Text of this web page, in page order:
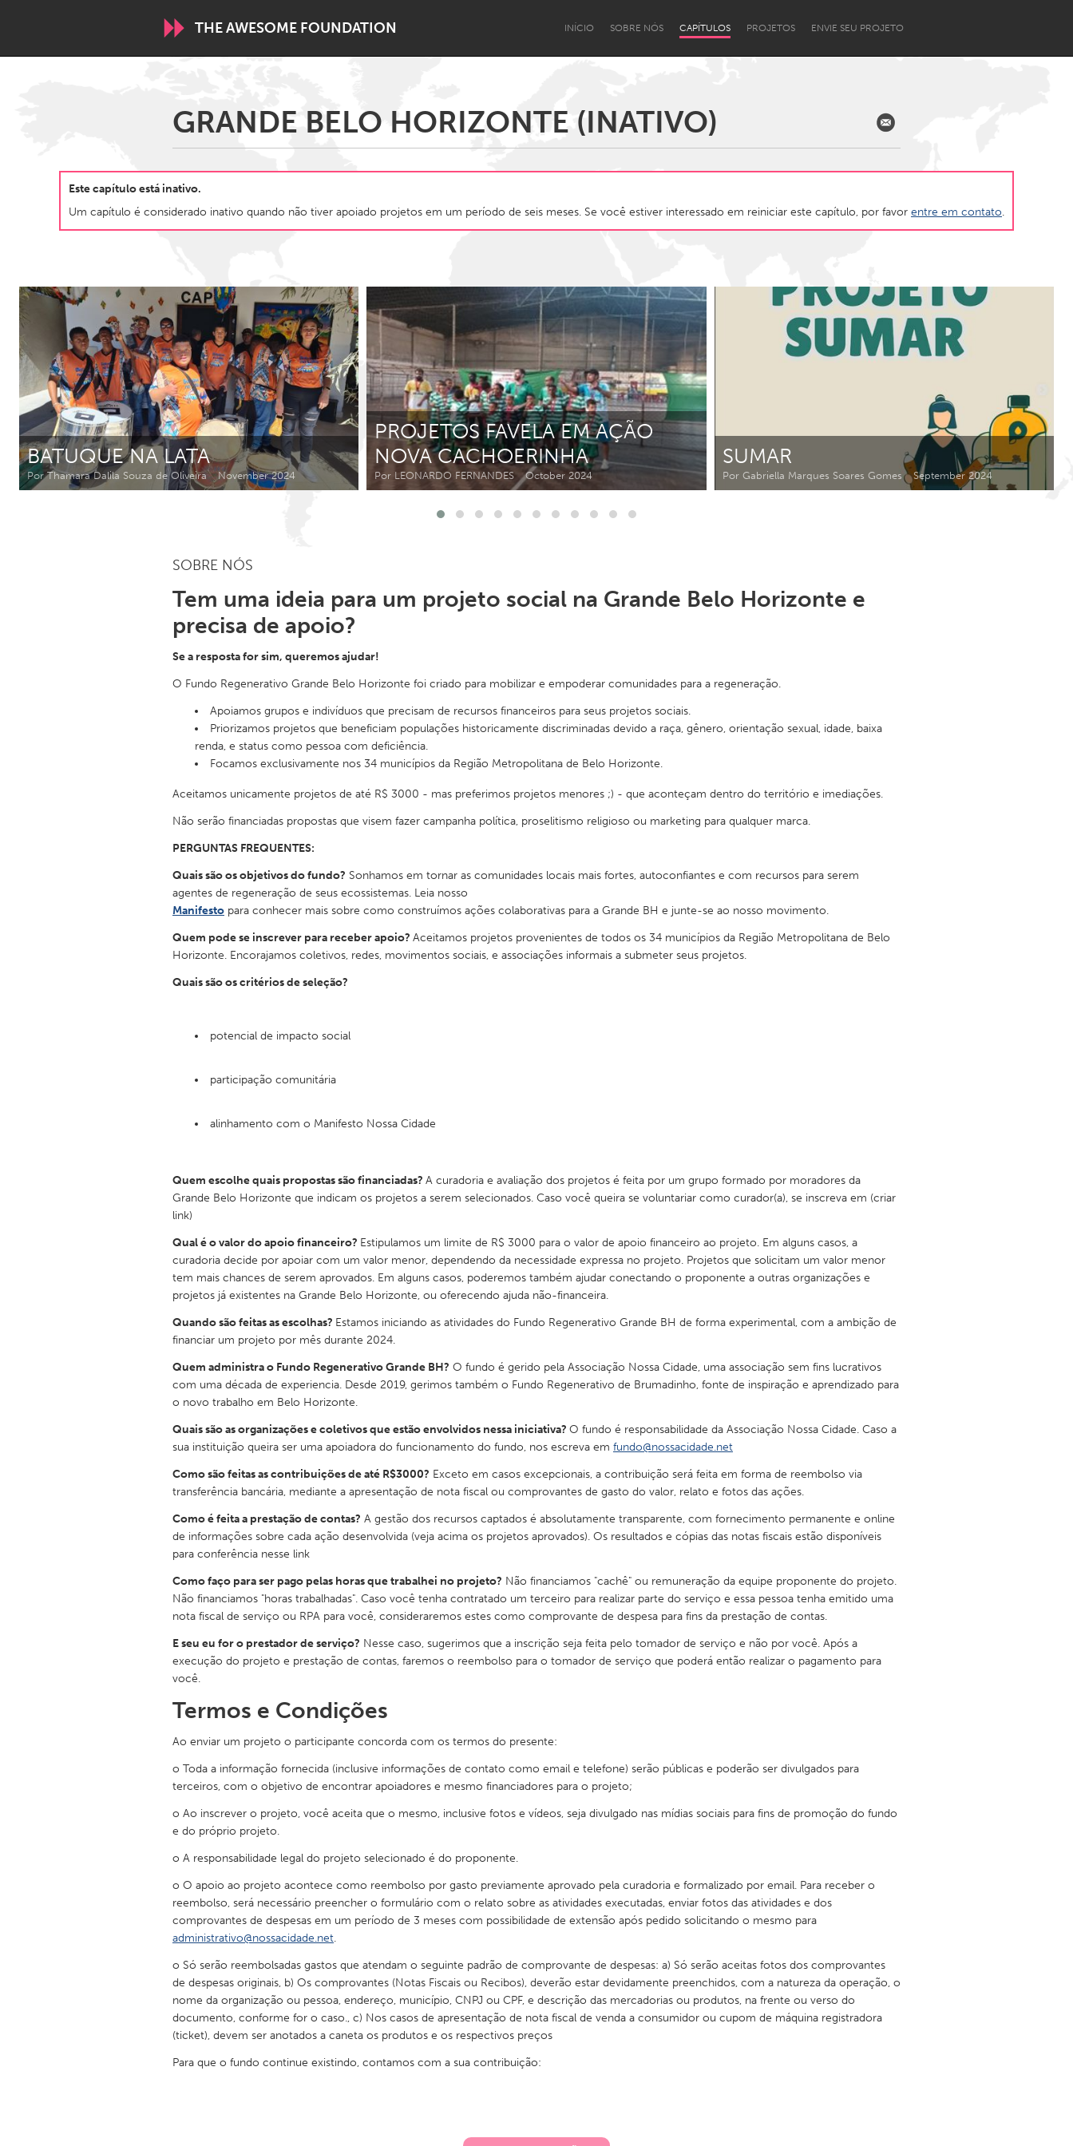
THE AWESOME FOUNDATION INÍCIO SOBRE NÓS CAPÍTULOS PROJETOS ENVIE SEU PROJETO
Conservation and Climate
Disability Dragon Dreaming On the Water
Javakhk
Sydney
CANADA
Amherstburg
Kingston Kitchener-Waterloo New Glasgow
Newmarket
Ottawa
South Shore Toronto
MALAYSIA
Kuala Lumpur
Qatar
SINGAPORE
UNITED KINGDOM
Glasgow
UNITED STATES
Ann Arbor, MI
Austin, TX Baltimore, MD Boston, MA
Burlingame-San Mateo, CA
Cass Clay
Chicago, IL
Gainesville, FL
Georgetown, MA Gloucester, MA Hamilton-Wenham, MA
Ipswich, MA
Key West, FL
Los Angeles, CA Miami, FL
Philadelphia, PA
Pittsburgh, PA Portland, OR Poughkeepsie, NY
Rockport, MA
San Antonio, TX
Westminster, MD
UZBEKISTAN
GRANDE BELO HORIZONTE (INATIVO)
Este capítulo está inativo.
Um capítulo é considerado inativo quando não tiver apoiado projetos em um período de seis meses. Se você estiver interessado em reiniciar este capítulo, por favor entre em contato.
BATUQUE NA LATA
Por Thamara Dalila Souza de Oliveira November 2024
PROJETOS FAVELA EM AÇÃO
NOVA CACHOERINHA
Por LEONARDO FERNANDES October 2024
SUMAR
Por Gabriella Marques Soares Gomes September 2024
SOBRE NÓS
Tem uma ideia para um projeto social na Grande Belo Horizonte e
precisa de apoio?
Se a resposta for sim, queremos ajudar!
O Fundo Regenerativo Grande Belo Horizonte foi criado para mobilizar e empoderar comunidades para a regeneração.
Apoiamos grupos e indivíduos que precisam de recursos financeiros para seus projetos sociais.
Priorizamos projetos que beneficiam populações historicamente discriminadas devido a raça, gênero, orientação sexual, idade, baixa
renda, e status como pessoa com deficiência.
Focamos exclusivamente nos 34 municípios da Região Metropolitana de Belo Horizonte.
Aceitamos unicamente projetos de até R$ 3000 - mas preferimos projetos menores ;) - que aconteçam dentro do território e imediações.
Não serão financiadas propostas que visem fazer campanha política, proselitismo religioso ou marketing para qualquer marca.
PERGUNTAS FREQUENTES:
Quais são os objetivos do fundo? Sonhamos em tornar as comunidades locais mais fortes, autoconfiantes e com recursos para serem
agentes de regeneração de seus ecossistemas. Leia nosso
Manifesto para conhecer mais sobre como construímos ações colaborativas para a Grande BH e junte-se ao nosso movimento.
Quem pode se inscrever para receber apoio? Aceitamos projetos provenientes de todos os 34 municípios da Região Metropolitana de Belo
Horizonte. Encorajamos coletivos, redes, movimentos sociais, e associações informais a submeter seus projetos.
Quais são os critérios de seleção?
potencial de impacto social
participação comunitária
alinhamento com o Manifesto Nossa Cidade
Quem escolhe quais propostas são financiadas? A curadoria e avaliação dos projetos é feita por um grupo formado por moradores da
Grande Belo Horizonte que indicam os projetos a serem selecionados. Caso você queira se voluntariar como curador(a), se inscreva em (criar
link)
Qual é o valor do apoio financeiro? Estipulamos um limite de R$ 3000 para o valor de apoio financeiro ao projeto. Em alguns casos, a
curadoria decide por apoiar com um valor menor, dependendo da necessidade expressa no projeto. Projetos que solicitam um valor menor
tem mais chances de serem aprovados. Em alguns casos, poderemos também ajudar conectando o proponente a outras organizações e
projetos já existentes na Grande Belo Horizonte, ou oferecendo ajuda não-financeira.
Quando são feitas as escolhas? Estamos iniciando as atividades do Fundo Regenerativo Grande BH de forma experimental, com a ambição de
financiar um projeto por mês durante 2024.
Quem administra o Fundo Regenerativo Grande BH? O fundo é gerido pela Associação Nossa Cidade, uma associação sem fins lucrativos
com uma década de experiencia. Desde 2019, gerimos também o Fundo Regenerativo de Brumadinho, fonte de inspiração e aprendizado para
o novo trabalho em Belo Horizonte.
Quais são as organizações e coletivos que estão envolvidos nessa iniciativa? O fundo é responsabilidade da Associação Nossa Cidade. Caso a
sua instituição queira ser uma apoiadora do funcionamento do fundo, nos escreva em fundo@nossacidade.net
Como são feitas as contribuições de até R$3000? Exceto em casos excepcionais, a contribuição será feita em forma de reembolso via
transferência bancária, mediante a apresentação de nota fiscal ou comprovantes de gasto do valor, relato e fotos das ações.
Como é feita a prestação de contas? A gestão dos recursos captados é absolutamente transparente, com fornecimento permanente e online
de informações sobre cada ação desenvolvida (veja acima os projetos aprovados). Os resultados e cópias das notas fiscais estão disponíveis
para conferência nesse link
Como faço para ser pago pelas horas que trabalhei no projeto? Não financiamos "cachê" ou remuneração da equipe proponente do projeto.
Não financiamos "horas trabalhadas". Caso você tenha contratado um terceiro para realizar parte do serviço e essa pessoa tenha emitido uma
nota fiscal de serviço ou RPA para você, consideraremos estes como comprovante de despesa para fins da prestação de contas.
E seu eu for o prestador de serviço? Nesse caso, sugerimos que a inscrição seja feita pelo tomador de serviço e não por você. Após a
execução do projeto e prestação de contas, faremos o reembolso para o tomador de serviço que poderá então realizar o pagamento para
você.
Termos e Condições
Ao enviar um projeto o participante concorda com os termos do presente:
o Toda a informação fornecida (inclusive informações de contato como email e telefone) serão públicas e poderão ser divulgados para
terceiros, com o objetivo de encontrar apoiadores e mesmo financiadores para o projeto;
o Ao inscrever o projeto, você aceita que o mesmo, inclusive fotos e vídeos, seja divulgado nas mídias sociais para fins de promoção do fundo
e do próprio projeto.
o A responsabilidade legal do projeto selecionado é do proponente.
o O apoio ao projeto acontece como reembolso por gasto previamente aprovado pela curadoria e formalizado por email. Para receber o
reembolso, será necessário preencher o formulário com o relato sobre as atividades executadas, enviar fotos das atividades e dos
comprovantes de despesas em um período de 3 meses com possibilidade de extensão após pedido solicitando o mesmo para
administrativo@nossacidade.net.
o Só serão reembolsadas gastos que atendam o seguinte padrão de comprovante de despesas: a) Só serão aceitas fotos dos comprovantes
de despesas originais, b) Os comprovantes (Notas Fiscais ou Recibos), deverão estar devidamente preenchidos, com a natureza da operação, o
nome da organização ou pessoa, endereço, município, CNPJ ou CPF, e descrição das mercadorias ou produtos, na frente ou verso do
documento, conforme for o caso., c) Nos casos de apresentação de nota fiscal de venda a consumidor ou cupom de máquina registradora
(ticket), devem ser anotados a caneta os produtos e os respectivos preços
Para que o fundo continue existindo, contamos com a sua contribuição: